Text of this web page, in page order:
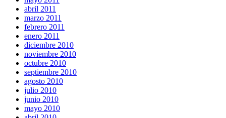
abril 2011
marzo 2011
febrero 2011
enero 2011
diciembre 2010
noviembre 2010
octubre 2010
septiembre 2010
agosto 2010
julio 2010
junio 2010
mayo 2010